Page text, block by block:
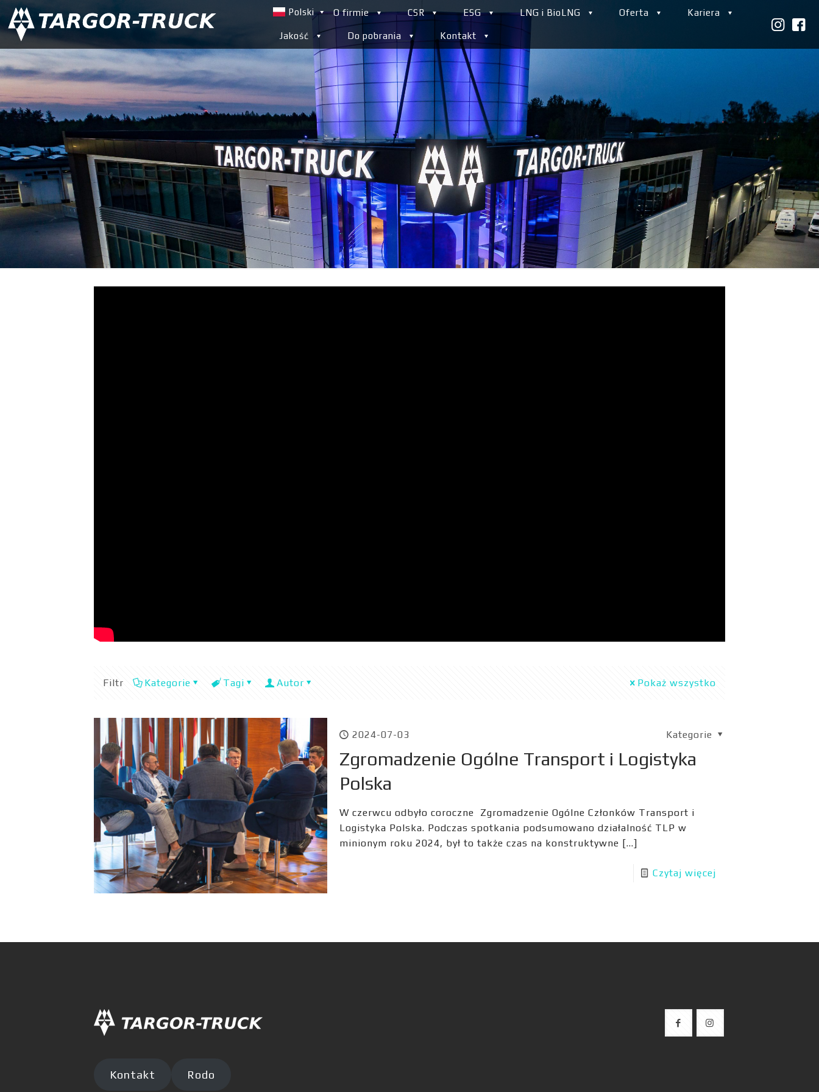
Polski O firmie CSR ESG LNG i BioLNG Oferta Kariera
Jakość Do pobrania Kontakt
Filtr Kategorie Tagi Autor Pokaż wszystko
2024-07-03 Kategorie
Zgromadzenie Ogólne Transport i Logistyka
Polska
W czerwcu odbyło coroczne Zgromadzenie Ogólne Członków Transport i
Logistyka Polska. Podczas spotkania podsumowano działalność TLP w
minionym roku 2024, był to także czas na konstruktywne […]
Czytaj więcej
Kontakt Rodo